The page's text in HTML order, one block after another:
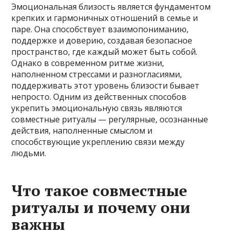
Эмоциональная близость является фундаментом
крепких и гармоничных отношений в семье и
паре. Она способствует взаимопониманию,
поддержке и доверию, создавая безопасное
пространство, где каждый может быть собой.
Однако в современном ритме жизни,
наполненном стрессами и разногласиями,
поддерживать этот уровень близости бывает
непросто. Одним из действенных способов
укрепить эмоциональную связь являются
совместные ритуалы — регулярные, осознанные
действия, наполненные смыслом и
способствующие укреплению связи между
людьми.
Что такое совместные
ритуалы и почему они
важны